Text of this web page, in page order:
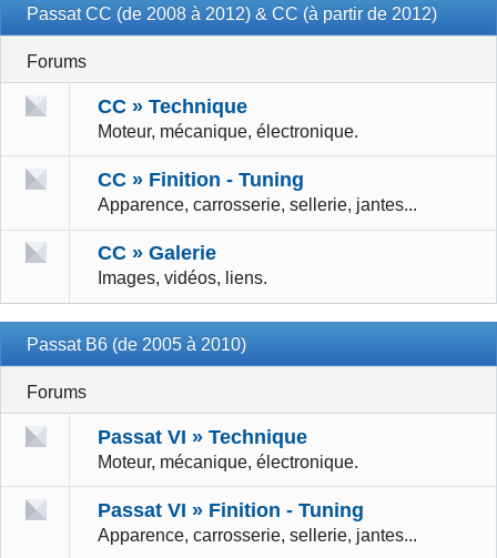
Passat CC (de 2008 à 2012) & CC (à partir de 2012)
Forums
CC » Technique
Moteur, mécanique, électronique.
CC » Finition - Tuning
Apparence, carrosserie, sellerie, jantes...
CC » Galerie
Images, vidéos, liens.
Passat B6 (de 2005 à 2010)
Forums
Passat VI » Technique
Moteur, mécanique, électronique.
Passat VI » Finition - Tuning
Apparence, carrosserie, sellerie, jantes...